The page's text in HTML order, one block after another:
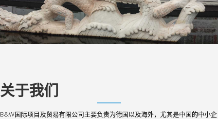
关于我们
B&W国际项目及贸易有限公司主要负责为德国以及海外，尤其是中国的中小企